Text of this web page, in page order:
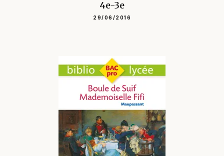
4e-3e
29/06/2016